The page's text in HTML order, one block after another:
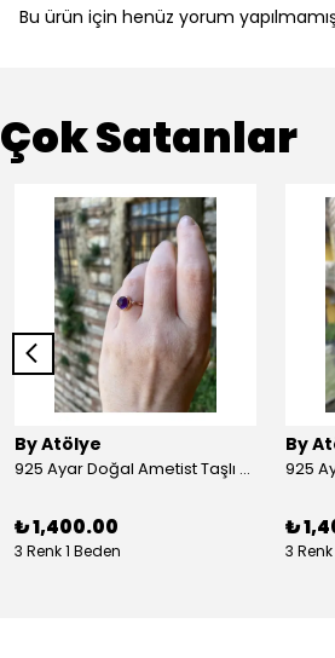
Bu ürün için henüz yorum
Çok Satanlar
By Atölye
925 Ayar Doğal Ametist Taşlı Yuvarlak Gümüş Yüzük
₺ 1,400.00
3 Renk 1 Beden
By
₺
3